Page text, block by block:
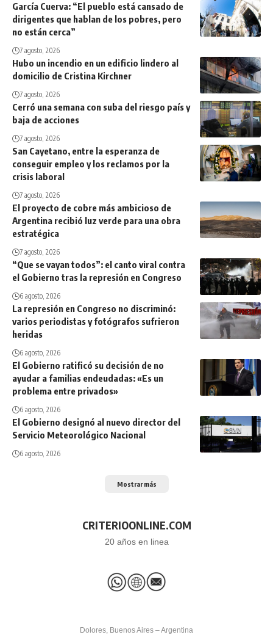
García Cuerva: “El pueblo está cansado de
dirigentes que hablan de los pobres, pero
no están cerca”
7 agosto, 2026
Hubo un incendio en un edificio lindero al
domicilio de Cristina Kirchner
7 agosto, 2026
Cerró una semana con suba del riesgo país y
baja de acciones
7 agosto, 2026
San Cayetano, entre la esperanza de
conseguir empleo y los reclamos por la
crisis laboral
7 agosto, 2026
El proyecto de cobre más ambicioso de
Argentina recibió luz verde para una obra
estratégica
7 agosto, 2026
“Que se vayan todos”: el canto viral contra
el Gobierno tras la represión en Congreso
6 agosto, 2026
La represión en Congreso no discriminó:
varios periodistas y fotógrafos sufrieron
heridas
6 agosto, 2026
El Gobierno ratificó su decisión de no
ayudar a familias endeudadas: «Es un
problema entre privados»
6 agosto, 2026
El Gobierno designó al nuevo director del
Servicio Meteorológico Nacional
6 agosto, 2026
Mostrar más
CRITERIOONLINE.COM
20 años en linea
Dolores, Buenos Aires – Argentina